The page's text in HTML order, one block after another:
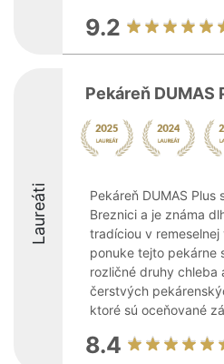
9.2
Laureáti
Pekáreň DUMAS
Pekáreň DUMAS Plus
Breznici a je známa
tradíciou v
ponuke tejto pekárne
rozličné druhy chleba
čerstvých
ktoré sú oceňované
8.4